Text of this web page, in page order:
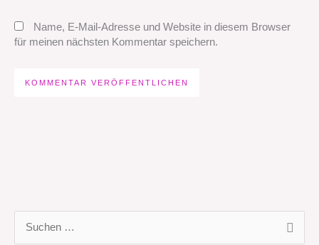
Name, E-Mail-Adresse und Website in diesem Browser
für meinen nächsten Kommentar speichern.